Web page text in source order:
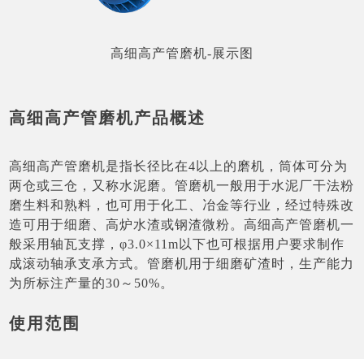
高细高产管磨机-展示图
高细高产管磨机产品概述
高细高产管磨机是指长径比在4以上的磨机，筒体可分为
两仓或三仓，又称水泥磨。管磨机一般用于水泥厂干法粉
磨生料和熟料，也可用于化工、冶金等行业，经过特殊改
造可用于细磨、高炉水渣或钢渣微粉。高细高产管磨机一
般采用轴瓦支撑，φ3.0×11m以下也可根据用户要求制作
成滚动轴承支承方式。管磨机用于细磨矿渣时，生产能力
为所标注产量的30～50%。
使用范围